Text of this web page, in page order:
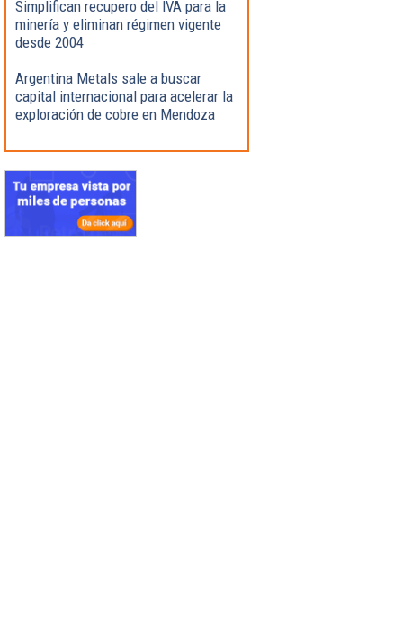
Simplifican recupero del IVA para la
minería y eliminan régimen vigente
desde 2004
Argentina Metals sale a buscar
capital internacional para acelerar la
exploración de cobre en Mendoza